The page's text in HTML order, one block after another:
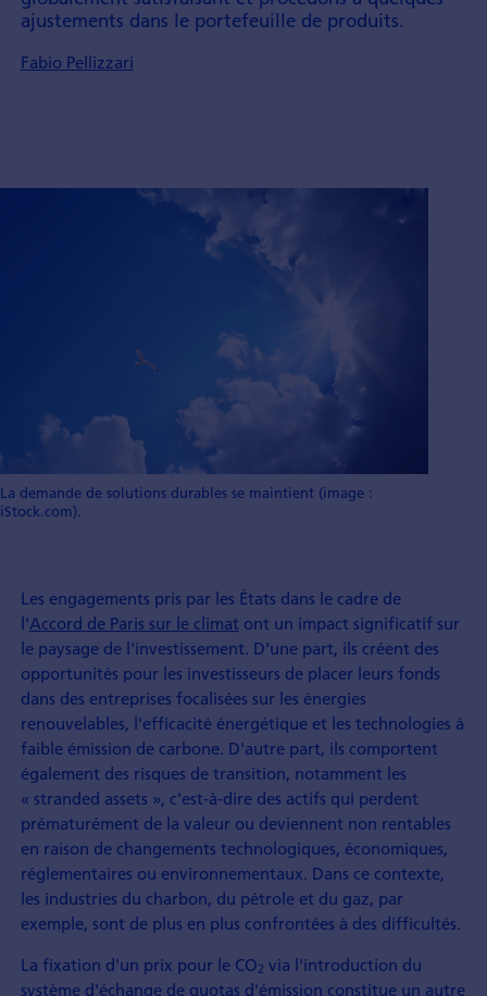
ajustements dans le portefeuille de produits.
Fabio Pellizzari
La demande de solutions durables se maintient (image :
iStock.com).
Les engagements pris par les États dans le cadre de
l'Accord de Paris sur le climat ont un impact significatif sur
le paysage de l'investissement. D'une part, ils créent des
opportunités pour les investisseurs de placer leurs fonds
dans des entreprises focalisées sur les énergies
renouvelables, l'efficacité énergétique et les technologies à
faible émission de carbone. D'autre part, ils comportent
également des risques de transition, notamment les
« stranded assets », c'est-à-dire des actifs qui perdent
prématurément de la valeur ou deviennent non rentables
en raison de changements technologiques, économiques,
réglementaires ou environnementaux. Dans ce contexte,
les industries du charbon, du pétrole et du gaz, par
exemple, sont de plus en plus confrontées à des difficultés.
La fixation d'un prix pour le CO2 via l'introduction du
système d'échange de quotas d'émission constitue un autre